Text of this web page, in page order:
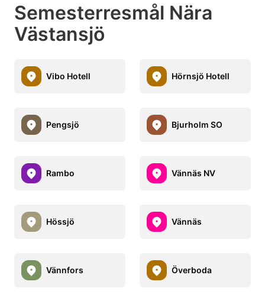
Semesterresmål Nära
Västansjö
Vibo Hotell Hörnsjö Hotell
Pengsjö Bjurholm SO
Rambo Vännäs NV
Hössjö Vännäs
Vännfors Överboda